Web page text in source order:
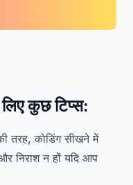
कुछ टिप्स:
तरह, कोडिंग सीखने में
निराश न हों यदि आप